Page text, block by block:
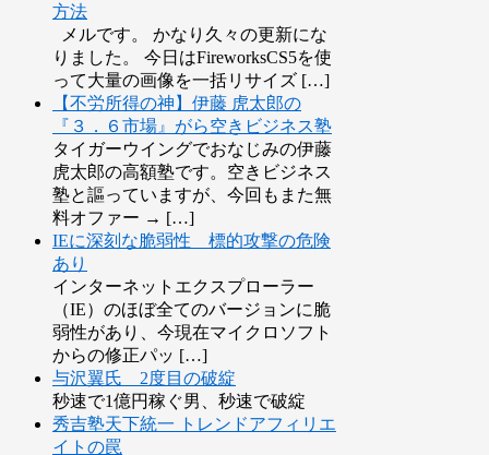
方法
メルです。 かなり久々の更新にな
りました。 今日はFireworksCS5を使
って大量の画像を一括リサイズ […]
【不労所得の神】伊藤 虎太郎の
『３．６市場』がら空きビジネス塾
タイガーウイングでおなじみの伊藤
虎太郎の高額塾です。空きビジネス
塾と謳っていますが、今回もまた無
料オファー → […]
IEに深刻な脆弱性 標的攻撃の危険
あり
インターネットエクスプローラー
（IE）のほぼ全てのバージョンに脆
弱性があり、今現在マイクロソフト
からの修正パッ […]
与沢翼氏 2度目の破綻
秒速で1億円稼ぐ男、秒速で破綻
秀吉塾天下統一 トレンドアフィリエ
イトの罠